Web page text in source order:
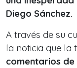
Diego Sánchez.
A través de su
la noticia que la
comentarios